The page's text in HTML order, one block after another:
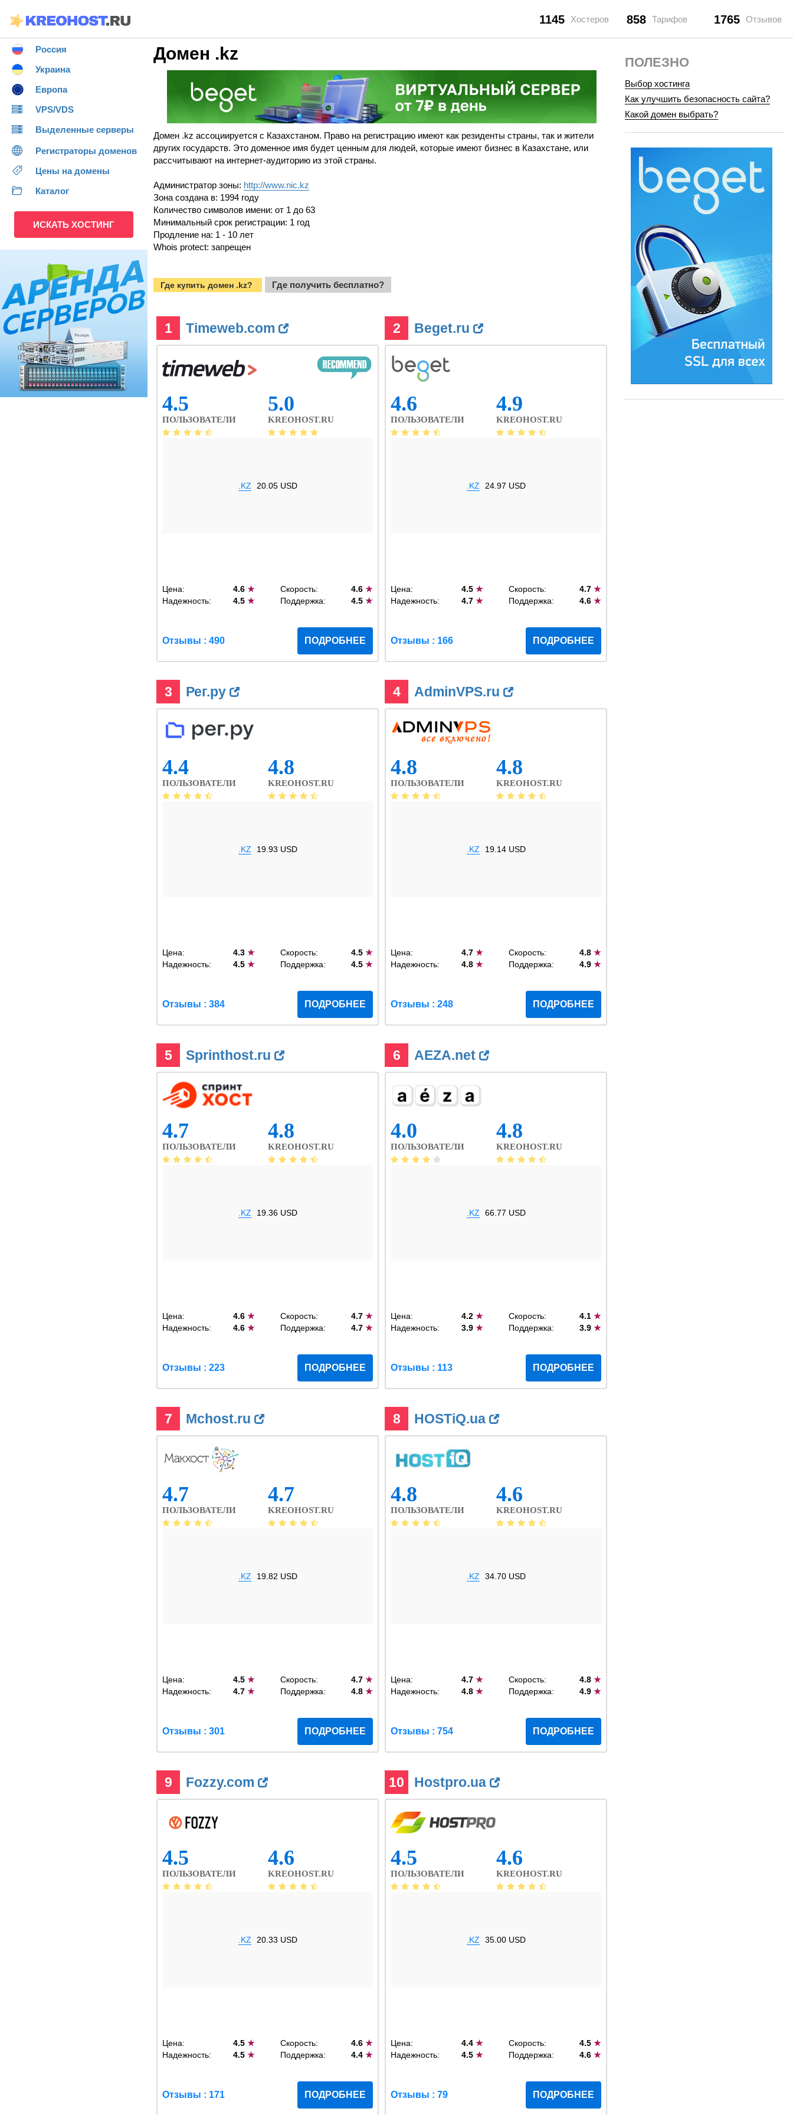
Россия
Украина
Европа
VPS/VDS
Выделенные серверы
Регистраторы доменов
Цены на домены
Каталог
ИСКАТЬ ХОСТИНГ
1145 Хостеров 858 Тарифов 1765 Отзывов
Домен .kz
Домен .kz ассоциируется с Казахстаном. Право на регистрацию имеют как резиденты страны, так и жители
других государств. Это доменное имя будет ценным для людей, которые имеют бизнес в Казахстане, или
рассчитывают на интернет-аудиторию из этой страны.
Администратор зоны: http://www.nic.kz
Зона создана в: 1994 году
Количество символов имени: от 1 до 63
Минимальный срок регистрации: 1 год
Продление на: 1 - 10 лет
Whois protect: запрещен
Где купить домен .kz? Где получить бесплатно?
1 Timeweb.com
4.5
ПОЛЬЗОВАТЕЛИ
5.0
KREOHOST.RU
.KZ 20.05 USD
Цена: 4.6★ Скорость: 4.6 ★
Надежность:
4.5★ Поддержка: 4.5 ★
Отзывы : 490 ПОДРОБНЕЕ
2 Beget.ru
4.6
ПОЛЬЗОВАТЕЛИ
4.9
KREOHOST.RU
.KZ 24.97 USD
Цена: 4.5★ Скорость: 4.7 ★
Надежность:
4.7★ Поддержка: 4.6 ★
Отзывы : 166 ПОДРОБНЕЕ
3 Рег.ру
4.4
ПОЛЬЗОВАТЕЛИ
4.8
KREOHOST.RU
.KZ 19.93 USD
Цена: 4.3★ Скорость: 4.5 ★
Надежность:
4.5★ Поддержка: 4.5 ★
Отзывы : 384 ПОДРОБНЕЕ
4 AdminVPS.ru
4.8
ПОЛЬЗОВАТЕЛИ
4.8
KREOHOST.RU
.KZ 19.14 USD
Цена: 4.7★ Скорость: 4.8 ★
Надежность:
4.8★ Поддержка: 4.9 ★
Отзывы : 248 ПОДРОБНЕЕ
5 Sprinthost.ru
4.7
ПОЛЬЗОВАТЕЛИ
4.8
KREOHOST.RU
.KZ 19.36 USD
Цена: 4.6★ Скорость: 4.7 ★
Надежность:
4.6★ Поддержка: 4.7 ★
Отзывы : 223 ПОДРОБНЕЕ
6 AEZA.net
4.0
ПОЛЬЗОВАТЕЛИ
4.8
KREOHOST.RU
.KZ 66.77 USD
Цена: 4.2★ Скорость: 4.1 ★
Надежность:
3.9★ Поддержка: 3.9 ★
Отзывы : 113 ПОДРОБНЕЕ
7 Mchost.ru
4.7
ПОЛЬЗОВАТЕЛИ
4.7
KREOHOST.RU
.KZ 19.82 USD
Цена: 4.5★ Скорость: 4.7 ★
Надежность:
4.7★ Поддержка: 4.8 ★
Отзывы : 301 ПОДРОБНЕЕ
8 HOSTiQ.ua
4.8
ПОЛЬЗОВАТЕЛИ
4.6
KREOHOST.RU
.KZ 34.70 USD
Цена: 4.7★ Скорость: 4.8 ★
Надежность:
4.8★ Поддержка: 4.9 ★
Отзывы : 754 ПОДРОБНЕЕ
9 Fozzy.com
4.5
ПОЛЬЗОВАТЕЛИ
4.6
KREOHOST.RU
.KZ 20.33 USD
Цена: 4.5★ Скорость: 4.6 ★
Надежность:
4.5★ Поддержка: 4.4 ★
Отзывы : 171 ПОДРОБНЕЕ
10 Hostpro.ua
4.5
ПОЛЬЗОВАТЕЛИ
4.6
KREOHOST.RU
.KZ 35.00 USD
Цена: 4.4★ Скорость: 4.5 ★
Надежность:
4.5★ Поддержка: 4.6 ★
Отзывы : 79 ПОДРОБНЕЕ
ПОЛЕЗНО
Выбор хостинга
Как улучшить безопасность сайта?
Какой домен выбрать?